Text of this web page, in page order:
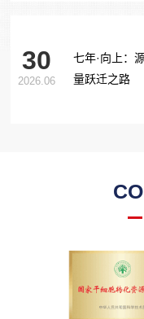
30
2026.06
七年·向上：
量跃迁之路